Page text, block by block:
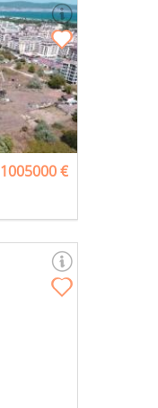
1005000 €